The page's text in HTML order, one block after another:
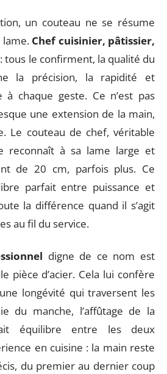
un couteau ne se résume
lame. Chef cuisinier, pâtissier,
: tous le confirment, la qualité du
la précision, la rapidité et
à chaque geste. Ce n’est pas
une extension de la main,
Le couteau de chef, véritable
reconnaît à sa lame large et
de 20 cm, parfois plus. Ce
parfait entre puissance et
la différence quand il s’agit
au fil du service.
digne de ce nom est
pièce d’acier. Cela lui confère
longévité qui traversent les
du manche, l’affûtage de la
équilibre entre les deux
en cuisine : la main reste
du premier au dernier coup